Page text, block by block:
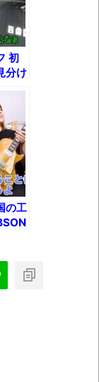
スタグル特
ーグ…なら
上流から流
・
太平洋横断
www当たり
美人ナース
たら・・・
ら・・・
サ作戦とか
初
分け
の工